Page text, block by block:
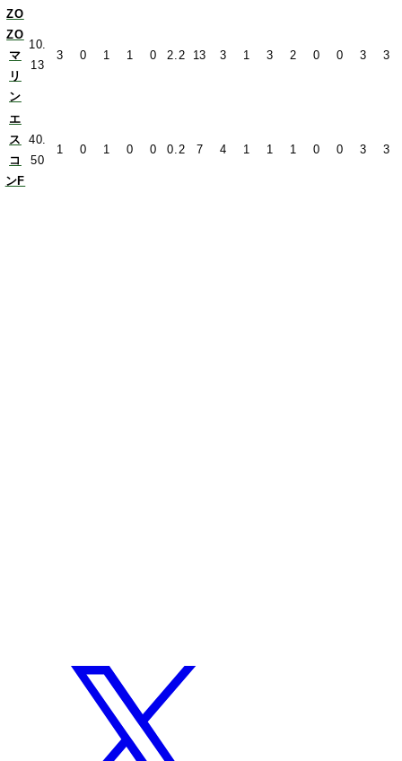
ZO
ZO
マ
リ
ン
10.
13
3 0 1 1 0 2.2 13 3 1 3 2 0 0 3 3
エ
ス
コ
ンF
40.
50
1 0 1 0 0 0.2 7 4 1 1 1 0 0 3 3